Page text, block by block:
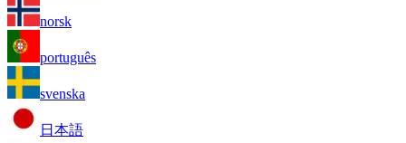
norsk
português
svenska
日本語